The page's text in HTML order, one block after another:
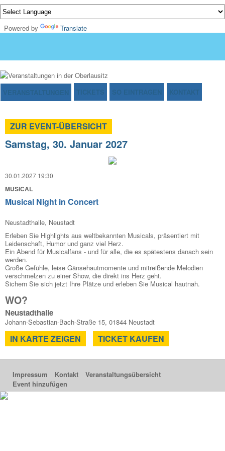
Powered by Translate
VERANSTALTUNGEN TICKETS SO EINTRAGEN KONTAKT
ZUR EVENT-ÜBERSICHT
Samstag, 30. Januar 2027
30.01.2027 19:30
MUSICAL
Musical Night in Concert
Neustadthalle, Neustadt
Erleben Sie Highlights aus weltbekannten Musicals, präsentiert mit
Leidenschaft, Humor und ganz viel Herz.
Ein Abend für Musicalfans - und für alle, die es spätestens danach sein
werden.
Große Gefühle, leise Gänsehautmomente und mitreißende Melodien
verschmelzen zu einer Show, die direkt ins Herz geht.
Sichern Sie sich jetzt Ihre Plätze und erleben Sie Musical hautnah.
WO?
Neustadthalle
Johann-Sebastian-Bach-Straße 15, 01844 Neustadt
IN KARTE ZEIGEN TICKET KAUFEN
Impressum Kontakt
Veranstaltungsübersicht
Event hinzufügen